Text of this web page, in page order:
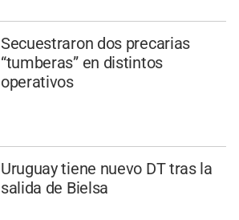
Secuestraron dos precarias
“tumberas” en distintos
operativos
Uruguay tiene nuevo DT tras la
salida de Bielsa